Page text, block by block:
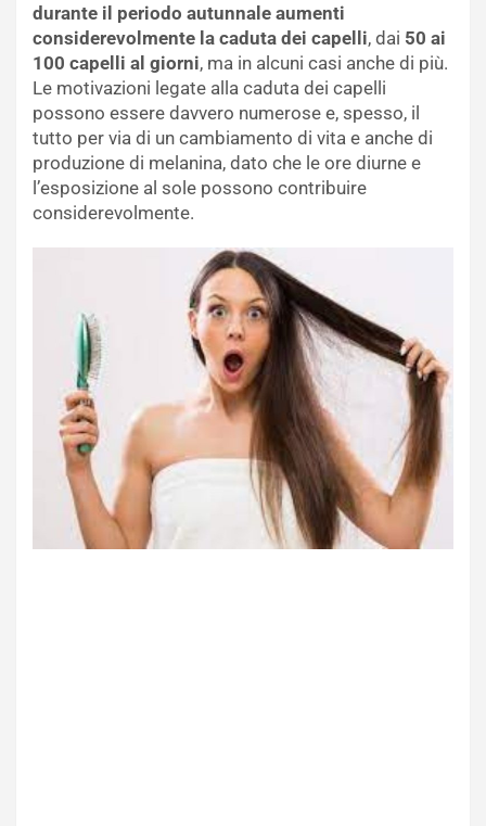
durante il periodo autunnale aumenti
considerevolmente la caduta dei capelli, dai 50 ai
100 capelli al giorni, ma in alcuni casi anche di più.
Le motivazioni legate alla caduta dei capelli
possono essere davvero numerose e, spesso, il
tutto per via di un cambiamento di vita e anche di
produzione di melanina, dato che le ore diurne e
l’esposizione al sole possono contribuire
considerevolmente.